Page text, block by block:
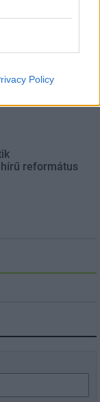
Policy
református